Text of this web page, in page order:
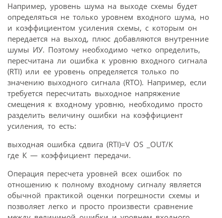
Например, уровень шума на выходе схемы будет
определяться не только уровнем входного шума, но
и коэффициентом усиления схемы, с которым он
передается на выход, плюс добавляются внутренние
шумы ИУ. Поэтому необходимо четко определить,
пересчитана ли ошибка к уровню входного сигнала
(RTI) или ее уровень определяется только по
значению выходного сигнала (RTO). Например, если
требуется пересчитать выходное напряжение
смещения к входному уровню, необходимо просто
разделить величину ошибки на коэффициент
усиления, то есть:
выходная ошибка сдвига (RTI)=V OS _OUT/К
где К — коэффициент передачи.
Операция пересчета уровней всех ошибок по
отношению к полному входному сигналу является
обычной практикой оценки погрешности схемы и
позволяет легко и просто произвести сравнение